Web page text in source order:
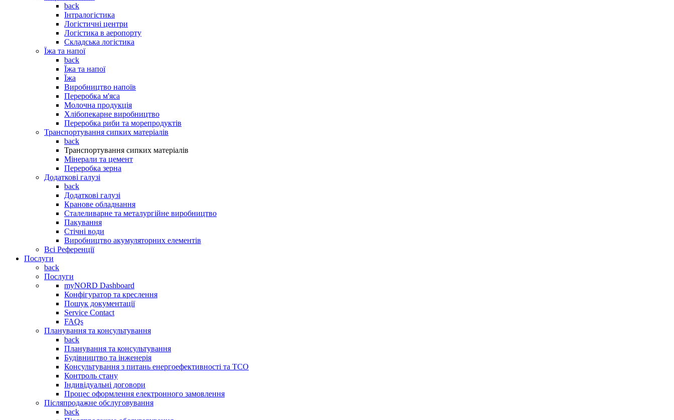
back
Інтралогістика
Логістичні центри
Логістика в аеропорту
Складська логістика
Їжа та напої
back
Їжа та напої
Їжа
Виробництво напоїв
Переробка м'яса
Молочна продукція
Хлібопекарне виробництво
Переробка риби та морепродуктів
Транспортування сипких матеріалів
back
Транспортування сипких матеріалів
Мінерали та цемент
Переробка зерна
Додаткові галузі
back
Додаткові галузі
Кранове обладнання
Сталеливарне та металургійне виробництво
Пакування
Стічні води
Виробництво акумуляторних елементів
Всі Референції
Послуги
back
Послуги
myNORD Dashboard
Конфігуратор та креслення
Пошук документації
Service Contact
FAQs
Планування та консультування
back
Планування та консультування
Будівництво та інженерія
Консультування з питань енергоефективності та TCO
Контроль стану
Індивідуальні договори
Процес оформлення електронного замовлення
Післяпродажне обслуговування
back